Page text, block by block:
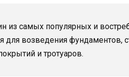
из самых популярных и
для возведения фундаментов,
и тротуаров.